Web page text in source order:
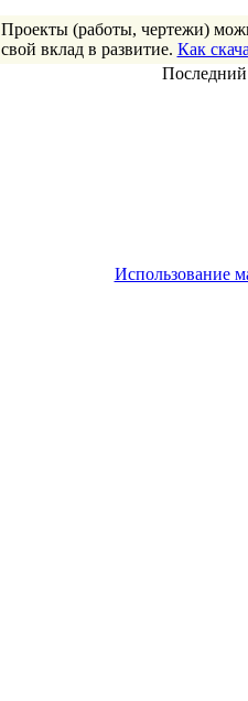
Проекты (работы, чертежи)
свой вклад в развитие. Как
Последний
Использование